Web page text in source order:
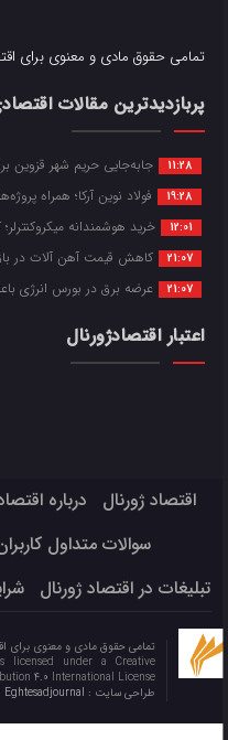
تمامی حقوق مادی و معنوی برای
پربازدیدترین مقالات
11:28 جابه‌جایی حریم شهر قزوین
19:28 فولاد نوین آرکا؛ همراه
12:01 خرید هوشمندانه
21:07 کاهش قیمت آهن آلات در
21:07 عرضه برق در بورس انرژی
اعتبار اقتصادژورنال
اقتصاد ژورنال درباره
سوالات متداول کاربران
تبلیغات در اقتصاد ژورنال
تمامی حقوق مادی و معنوی برای
licensed under a Creative
4.0 International License ©️
طراحی سایت :